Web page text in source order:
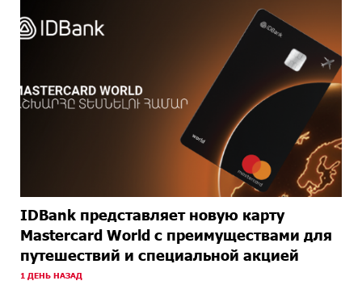
IDBank представляет новую карту
Mastercard World с преимуществами для
путешествий и специальной акцией
1 ДЕНЬ НАЗАД